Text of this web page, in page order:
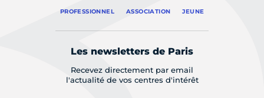
PROFESSIONNEL ASSOCIATION JEUNE
Les newsletters de Paris
Recevez directement par email
l'actualité de vos centres d'intérêt